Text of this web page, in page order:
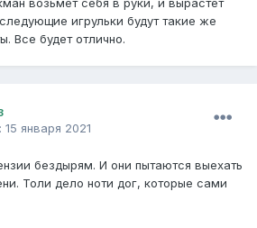
возьмет себя в руки, и вырастет
игрульки будут такие же
Все будет отлично.
15 января 2021
бездырям. И они пытаются выехать
Толи дело ноти дог, которые сами